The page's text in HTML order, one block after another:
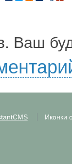
Ваш
Иконки